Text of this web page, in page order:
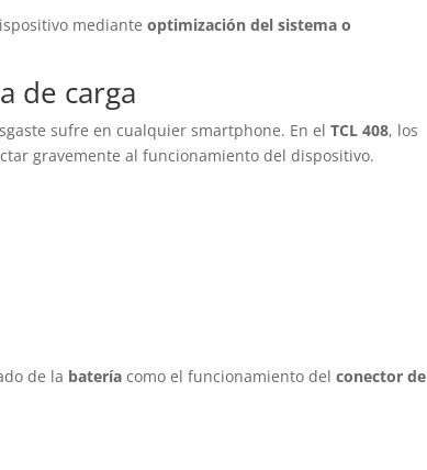
medianteoptimización del sistema o
de carga
sufre en cualquier smartphone. En elTCL 408, los
gravemente al funcionamiento del dispositivo.
de la batería como el funcionamiento delconector de